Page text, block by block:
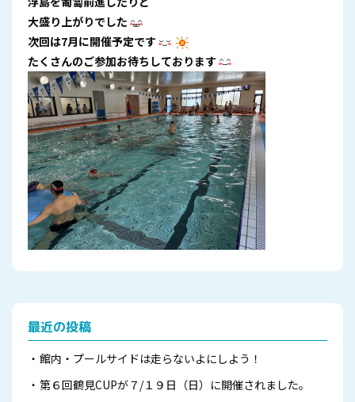
大盛り上がりでした
次回は7月に開催予定です
たくさんのご参加お待ちしております
最近の投稿
館内・プールサイドは走らないよにしよう！
第６回鶴見CUPが７/１９日（日）に開催されました。